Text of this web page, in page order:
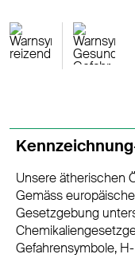
Unsere ätherischen
Gemäss
Gesetzgebung
Gefahrensymbole,